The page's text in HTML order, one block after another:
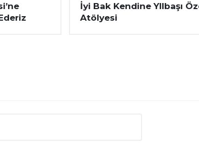
İyi Bak Kendine YIlbaşı
Atölyesi